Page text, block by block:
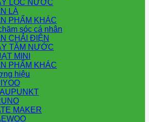
LỌC NƯỚC
LÀ
PHẨM KHÁC
sóc cá nhân
CHẢI ĐIỆN
TĂM NƯỚC
MINI
PHẨM KHÁC
hiệu
MAKER